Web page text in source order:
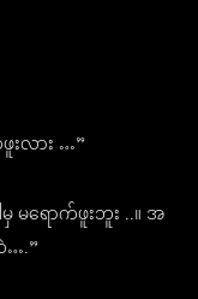
းလား …”
မရောက်ဖူးဘူး ..။ အ